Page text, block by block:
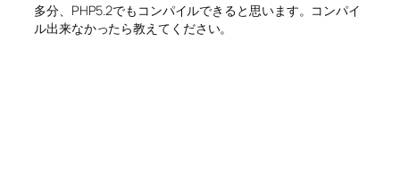
多分、PHP5.2でもコンパイルできると思います。コンパイ
ル出来なかったら教えてください。